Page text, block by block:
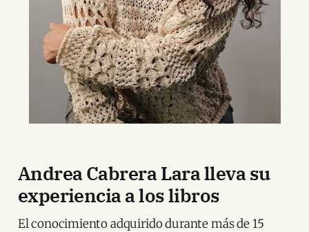
Andrea Cabrera Lara lleva su
experiencia a los libros
El conocimiento adquirido durante más de 15